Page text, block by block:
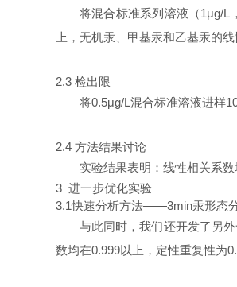
将混合标准系列溶液（1μg/L
上，无机汞、甲基汞和乙基汞的
2.3 检出限
将0.5μg/L混合标准溶液进样
2.4 方法结果讨论
实验结果表明：线性相关系
3 进一步优化实验
3.1快速分析方法——3min汞形态
与此同时，我们还开发了另
数均在0.999以上，定性重复性为